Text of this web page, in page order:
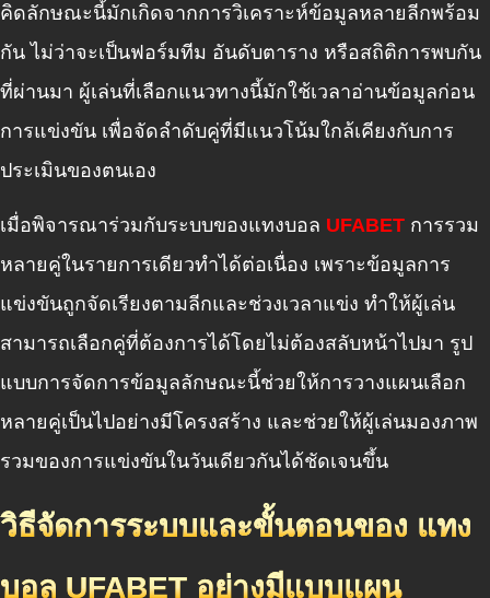
คิดลักษณะนี้มักเกิดจากการวิเคราะห์ข้อมูลหลายลีกพร้อม
กัน ไม่ว่าจะเป็นฟอร์มทีม อันดับตาราง หรือสถิติการพบกัน
ที่ผ่านมา ผู้เล่นที่เลือกแนวทางนี้มักใช้เวลาอ่านข้อมูลก่อน
การแข่งขัน เพื่อจัดลำดับคู่ที่มีแนวโน้มใกล้เคียงกับการ
ประเมินของตนเอง
เมื่อพิจารณาร่วมกับระบบของแทงบอล UFABET การรวม
หลายคู่ในรายการเดียวทำได้ต่อเนื่อง เพราะข้อมูลการ
แข่งขันถูกจัดเรียงตามลีกและช่วงเวลาแข่ง ทำให้ผู้เล่น
สามารถเลือกคู่ที่ต้องการได้โดยไม่ต้องสลับหน้าไปมา รูป
แบบการจัดการข้อมูลลักษณะนี้ช่วยให้การวางแผนเลือก
หลายคู่เป็นไปอย่างมีโครงสร้าง และช่วยให้ผู้เล่นมองภาพ
รวมของการแข่งขันในวันเดียวกันได้ชัดเจนขึ้น
วิธีจัดการระบบและขั้นตอนของ แทง
บอล UFABET อย่างมีแบบแผน